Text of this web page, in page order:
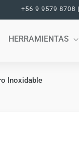
+56 9 9579 8708
HERRAMIENTAS
Inoxidable